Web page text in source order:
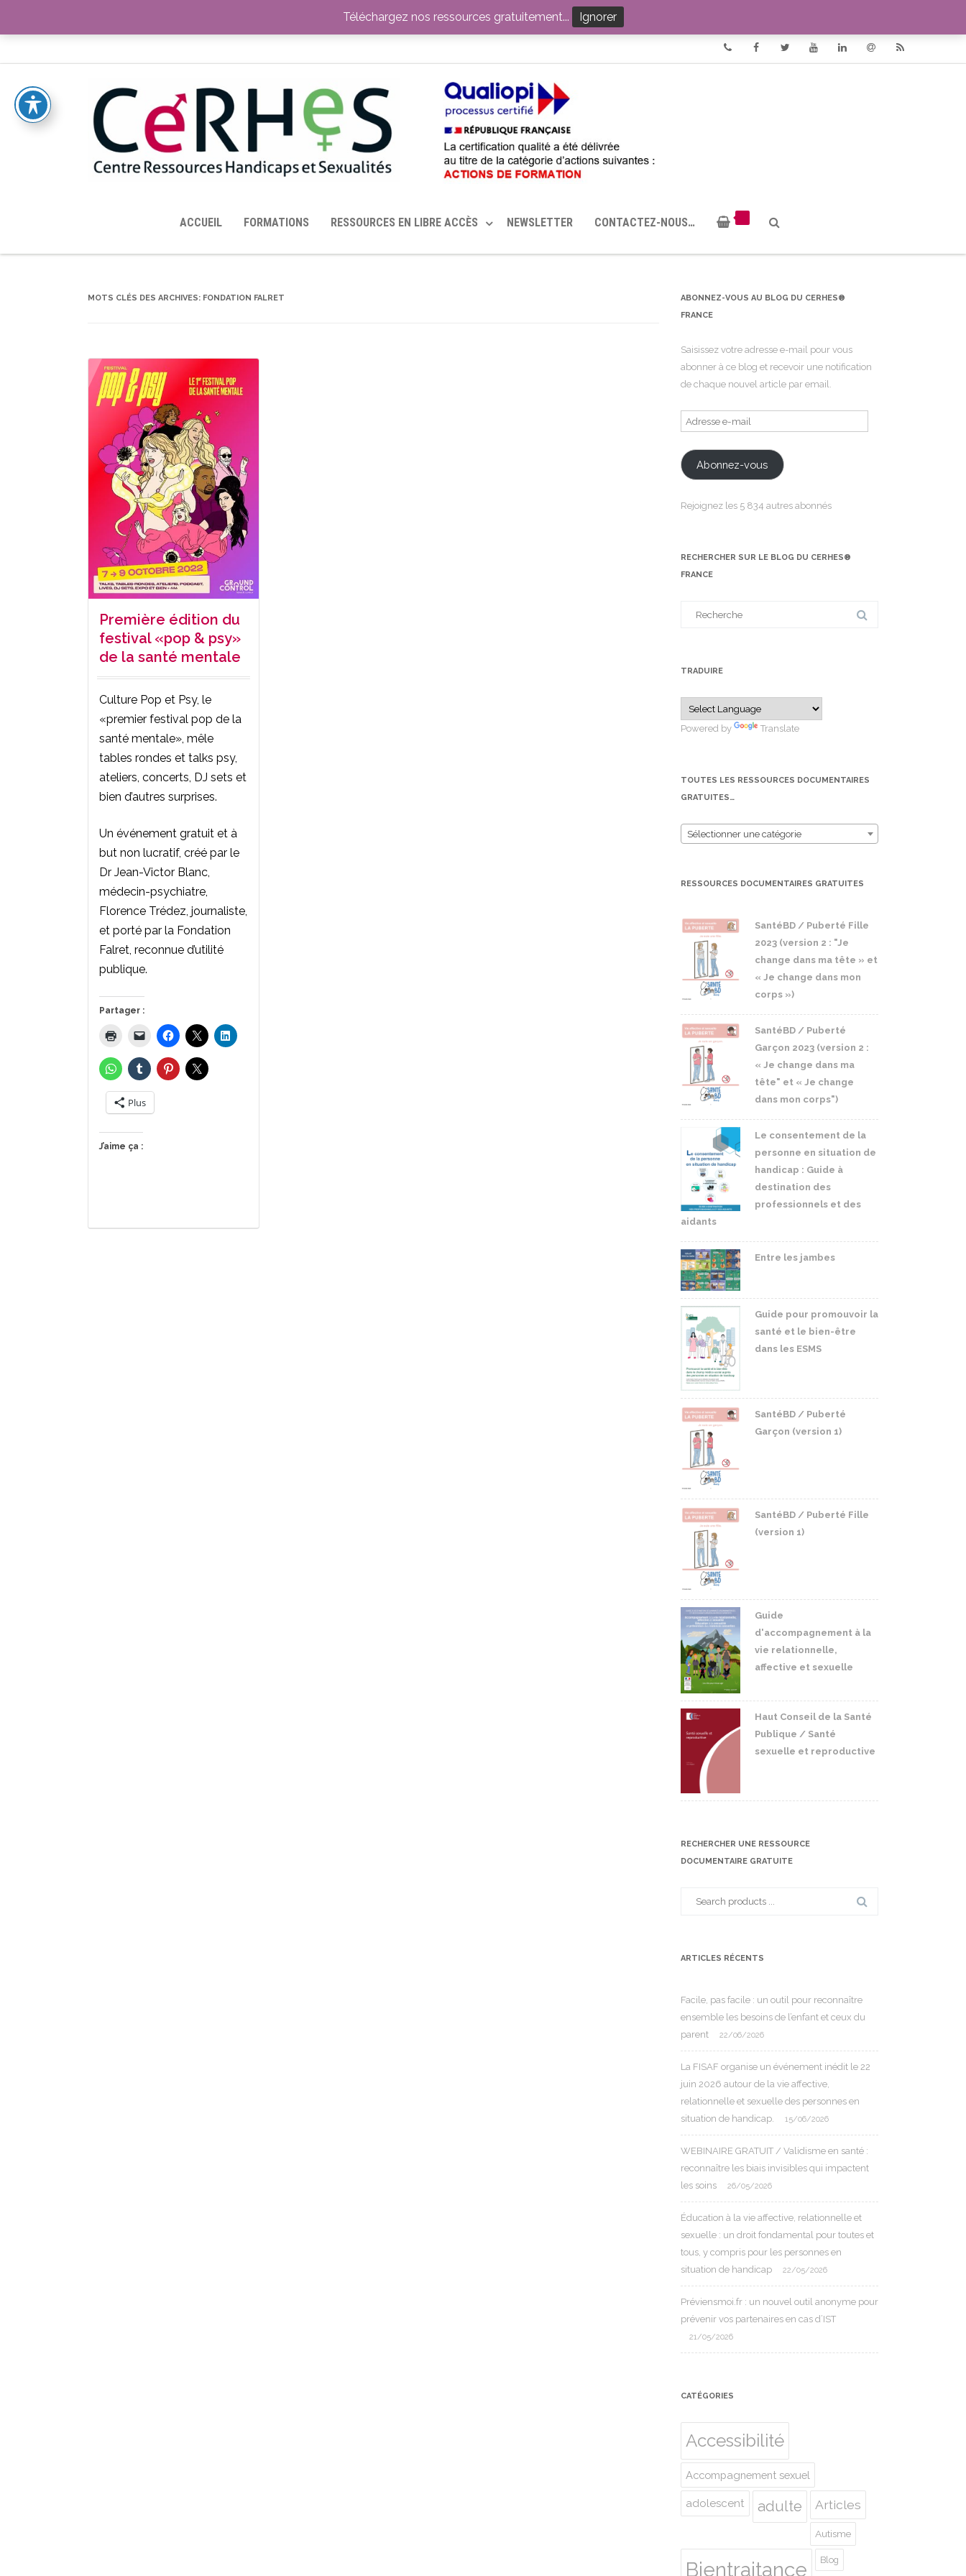
TOUTES LES RESSOURCES MISES À DISPOSITION PAR LE CERHES® FRANCE OUTILS EN SANTÉ SEXUELLE
ACCUEIL FORMATIONS RESSOURCES EN LIBRE ACCÈS NEWSLETTER CONTACTEZ-NOUS…
MOTS CLÉS DES ARCHIVES: FONDATION FALRET
Première édition du
festival «pop & psy»
de la santé mentale
Culture Pop et Psy, le
«premier festival pop de la
santé mentale», mêle
tables rondes et talks psy,
ateliers, concerts, DJ sets et
bien d’autres surprises.
Un événement gratuit et à
but non lucratif, créé par le
Dr Jean-Victor Blanc,
médecin-psychiatre,
Florence Trédez, journaliste,
et porté par la Fondation
Falret, reconnue d’utilité
publique.
Partager :
Plus
J’aime ça :
ABONNEZ-VOUS AU BLOG DU CERHES®
FRANCE
Saisissez votre adresse e-mail pour vous
abonner à ce blog et recevoir une notification
de chaque nouvel article par email.
Adresse
e-
mail
Abonnez-vous
Rejoignez les 5 834 autres abonnés
RECHERCHER SUR LE BLOG DU CERHES®
FRANCE
TRADUIRE
Powered by Translate
TOUTES LES RESSOURCES DOCUMENTAIRES
GRATUITES…
Sélectionner une catégorie
RESSOURCES DOCUMENTAIRES GRATUITES
SantéBD / Puberté Fille
2023 (version 2 : "Je
change dans ma tête » et
« Je change dans mon
corps »)
SantéBD / Puberté
Garçon 2023 (version 2 :
« Je change dans ma
tête" et « Je change
dans mon corps")
Le consentement de la
personne en situation de
handicap : Guide à
destination des
professionnels et des
aidants
Entre les jambes
Guide pour promouvoir la
santé et le bien-être
dans les ESMS
SantéBD / Puberté
Garçon (version 1)
SantéBD / Puberté Fille
(version 1)
Guide
d'accompagnement à la
vie relationnelle,
affective et sexuelle
Haut Conseil de la Santé
Publique / Santé
sexuelle et reproductive
RECHERCHER UNE RESSOURCE
DOCUMENTAIRE GRATUITE
ARTICLES RÉCENTS
Facile, pas facile : un outil pour reconnaître
ensemble les besoins de l’enfant et ceux du
parent
22/06/2026
La FISAF organise un événement inédit le 22
juin 2026 autour de la vie affective,
relationnelle et sexuelle des personnes en
situation de handicap.
15/06/2026
WEBINAIRE GRATUIT / Validisme en santé :
reconnaître les biais invisibles qui impactent
les soins
26/05/2026
Éducation à la vie affective, relationnelle et
sexuelle : un droit fondamental pour toutes et
tous, y compris pour les personnes en
situation de handicap
22/05/2026
Préviensmoi.fr : un nouvel outil anonyme pour
prévenir vos partenaires en cas d’IST
21/05/2026
CATÉGORIES
Accessibilité
Accompagnement sexuel
adolescent adulte Articles
Autisme
Bientraitance Blog
Téléchargez nos ressources gratuitement... Ignorer